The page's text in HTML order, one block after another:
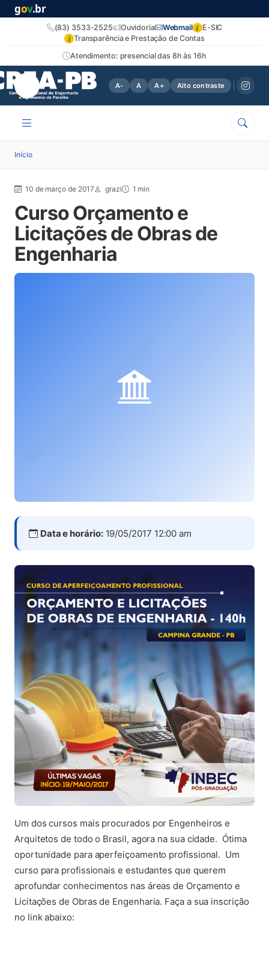
gov.br
Atendimento: presencial das 8h às 16h
(83) 3533-2525 Ouvidoria Webmail i E-SIC
i Transparência e Prestação de Contas
A- A A+ Alto contraste
Início
10 de março de 2017 grazi 1 min
Curso Orçamento e
Licitações de Obras de
Engenharia
Data e horário:19/05/2017 12:00 am
Um dos cursos mais procurados por Engenheiros e
Arquitetos de todo o Brasil, agora na sua cidade. Ótima
oportunidade para aperfeiçoamento profissional. Um
curso para profissionais e estudantes que querem
aprofundar conhecimentos nas áreas de Orçamento e
Licitações de Obras de Engenharia. Faça a sua inscrição
no link abaixo: